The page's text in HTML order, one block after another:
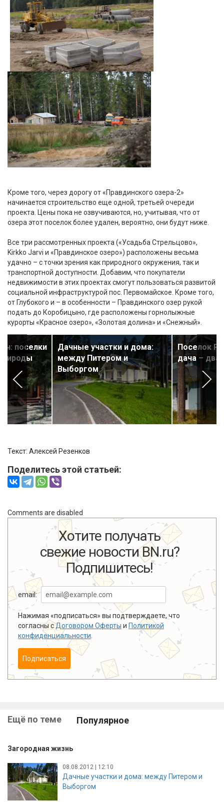
Кроме того, через дорогу от «Правдинского озера-2»
начинается строительство еще одной, третьей очереди
проекта. Цены пока не озвучиваются, но, учитывая, что от
озера этот поселок более удален, вероятно, они будут ниже.
Все три рассмотренных проекта («Усадьба Стрельцово»,
Kirkko Jarvi и «Правдинское озеро») расположены весьма
удачно – с точки зрения как природного окружения, так и
транспортной доступности. Добавим, что покупатели
недвижимости в этих проектах смогут пользоваться развитой
социальной инфраструктурой пос. Первомайское. Кроме того,
от Глубокого и – в особенности – Правдинского озер рукой
подать до Коробицыно, где расположены горнолыжные
курорты «Красное озеро», «Золотая долина» и «Снежный».
поселки
Дачные участки и дома:
между Питером и
Выборгом
Поселок
дача – два
Текст: Алексей Резенков
Поделитесь этой статьей:
Comments are disabled
Хотите получать
свежие новости BN.ru?
Подпишитесь!
email:
Нажимая «подписаться» вы подтверждаете, что
согласны сДоговором Оферты и Политикой
конфиденциальности
Подписаться
Ещё по теме Популярное
Загородная жизнь
08.08.2012 | 12:10
Дачные участки и дома: между Питером и
Выборгом